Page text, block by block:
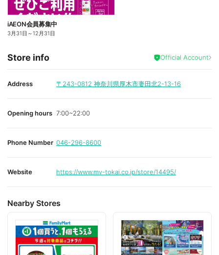
iAEON会員募集中
3月31日 ～12月31日
Store info Official Account
Address 〒243-0812 神奈川県厚木市妻田北2-13-16
Opening hours 7:00~22:00
Phone Number 046-296-8600
Website https://www.mv-tokai.co.jp/store/14495/
Nearby Stores